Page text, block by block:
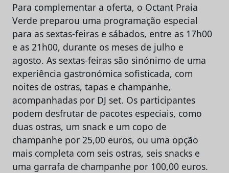
Para complementar a oferta, o Octant Praia
Verde preparou uma programação especial
para as sextas-feiras e sábados, entre as 17h00
e as 21h00, durante os meses de julho e
agosto. As sextas-feiras são sinónimo de uma
experiência gastronómica sofisticada, com
noites de ostras, tapas e champanhe,
acompanhadas por DJ set. Os participantes
podem desfrutar de pacotes especiais, como
duas ostras, um snack e um copo de
champanhe por 25,00 euros, ou uma opção
mais completa com seis ostras, seis snacks e
uma garrafa de champanhe por 100,00 euros.